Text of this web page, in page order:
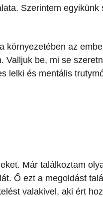
Szerintem egyikünk
környezetében az
Valljuk be, mi se
lelki és mentális
Már találkoztam
Ő ezt a megoldást
valakivel, aki ért